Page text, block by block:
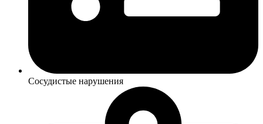
Сосудистые нарушения